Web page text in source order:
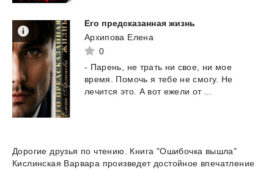
Его предсказанная жизнь
Архипова Елена
0
- Парень, не трать ни свое, ни мое
время. Помочь я тебе не смогу. Не
лечится это. А вот ежели от ...
Дорогие друзья по чтению. Книга "Ошибочка вышла"
Кислинская Варвара произведет достойное впечатление